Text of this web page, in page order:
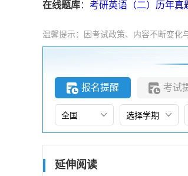
在线题库： 考研英语（二）历年真
温馨提示：因考试政策、内容不断变化
报名提醒 考试
延伸阅读